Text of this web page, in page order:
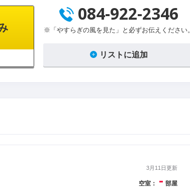
リストに追加
084-922-2346
※「やすらぎの風を見た」と必ずお伝えください。
3月11日更新
空室： - 部屋